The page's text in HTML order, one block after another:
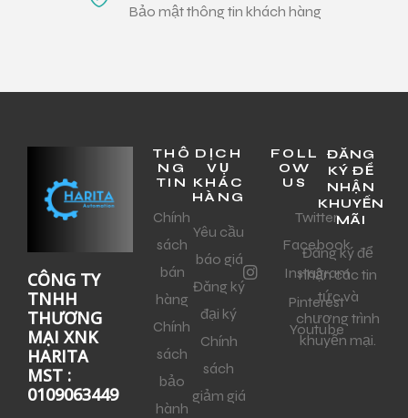
Bảo mật thông tin khách hàng
CÔNG TY
TNHH
THƯƠNG
MẠI XNK
HARITA
MST :
0109063449
THÔ
NG
TIN
Chính
sách
bán
hàng
Chính
sách
bảo
hành
DỊCH
VỤ
KHÁC
HÀNG
Yêu cầu
báo giá
Đăng ký
đại ký
Chính
sách
giảm giá
FOLL
OW
US
Twitter
Facebook
Instagram
Pinterest
Youtube
ĐĂNG
KÝ ĐỂ
NHẬN
KHUYẾN
MÃI
Đăng ký để
nhận các tin
tức và
chương trình
khuyến mại.